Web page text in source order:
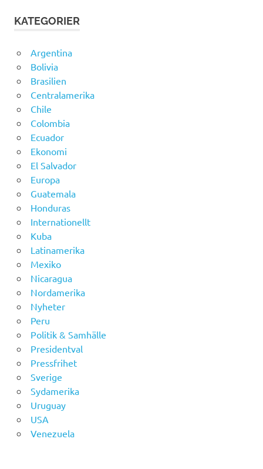
KATEGORIER
Argentina
Bolivia
Brasilien
Centralamerika
Chile
Colombia
Ecuador
Ekonomi
El Salvador
Europa
Guatemala
Honduras
Internationellt
Kuba
Latinamerika
Mexiko
Nicaragua
Nordamerika
Nyheter
Peru
Politik & Samhälle
Presidentval
Pressfrihet
Sverige
Sydamerika
Uruguay
USA
Venezuela